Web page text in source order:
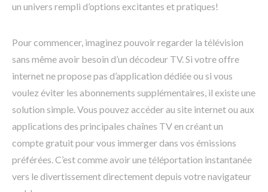
un univers rempli d’options excitantes et pratiques!
Pour commencer, imaginez pouvoir regarder la télévision
sans même avoir besoin d’un décodeur TV. Si votre offre
internet ne propose pas d’application dédiée ou si vous
voulez éviter les abonnements supplémentaires, il existe une
solution simple. Vous pouvez accéder au site internet ou aux
applications des principales chaînes TV en créant un
compte gratuit pour vous immerger dans vos émissions
préférées. C’est comme avoir une téléportation instantanée
vers le divertissement directement depuis votre navigateur